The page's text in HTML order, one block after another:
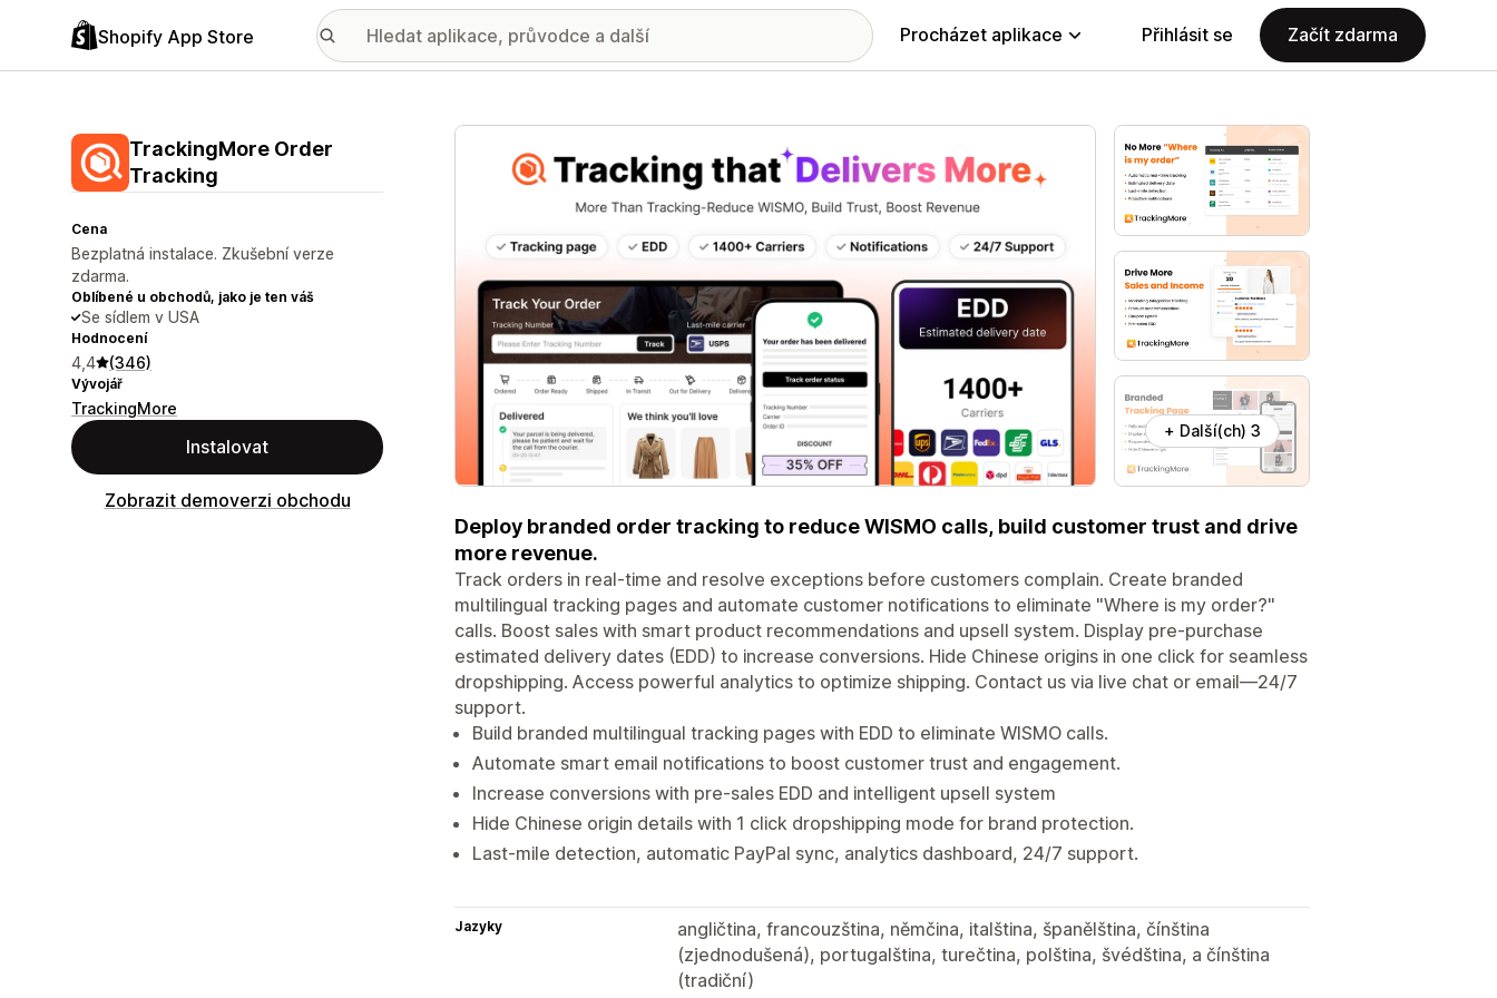
Shopify App Store Procházet aplikace Přihlásit se Začít zdarma
TrackingMore Order
Tracking
Cena
Bezplatná instalace. Zkušební verze
zdarma.
Oblíbené u obchodů, jako je ten váš
Se sídlem v USA
Hodnocení
4,4 (346)
Vývojář
TrackingMore
Instalovat
Zobrazit demoverzi obchodu
Galerie propagovaných obrázků
+ Další(ch) 3
Deploy branded order tracking to reduce WISMO calls, build customer trust and drive
more revenue.
Track orders in real-time and resolve exceptions before customers complain. Create branded
multilingual tracking pages and automate customer notifications to eliminate "Where is my order?"
calls. Boost sales with smart product recommendations and upsell system. Display pre-purchase
estimated delivery dates (EDD) to increase conversions. Hide Chinese origins in one click for seamless
dropshipping. Access powerful analytics to optimize shipping. Contact us via live chat or email—24/7
support.
Build branded multilingual tracking pages with EDD to eliminate WISMO calls.
Automate smart email notifications to boost customer trust and engagement.
Increase conversions with pre-sales EDD and intelligent upsell system
Hide Chinese origin details with 1 click dropshipping mode for brand protection.
Last-mile detection, automatic PayPal sync, analytics dashboard, 24/7 support.
Jazyky
angličtina, francouzština, němčina, italština, španělština, čínština
(zjednodušená), portugalština, turečtina, polština, švédština, a čínština
(tradiční)